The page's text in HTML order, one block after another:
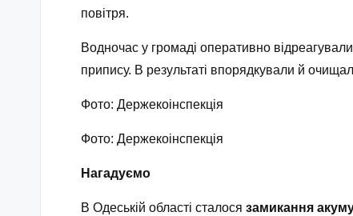
повітря.
Водночас у громаді оперативно
припису. В результаті впорядкували й
Фото: Держекоінспекція
Фото: Держекоінспекція
Нагадуємо
В Одеській області сталося замикання